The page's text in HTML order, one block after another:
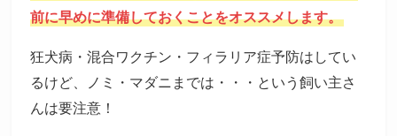
前に早めに準備しておくことをオススメします。
狂犬病・混合ワクチン・フィラリア症予防はしてい
るけど、ノミ・マダニまでは・・・という飼い主さ
んは要注意！